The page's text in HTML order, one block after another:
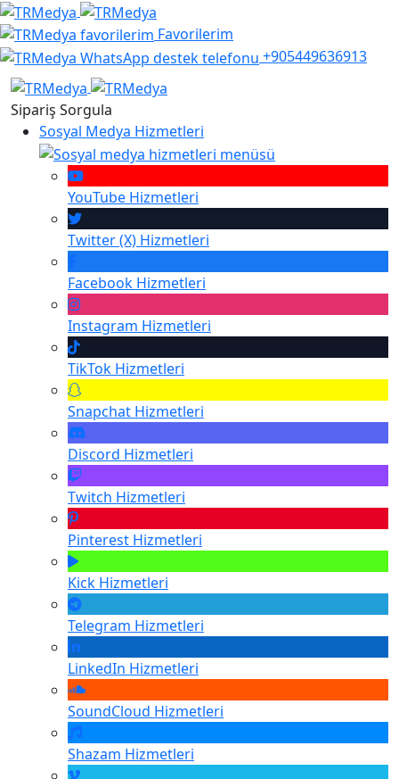
Favorilerim
+905449636913
Sipariş Sorgula
Sosyal Medya Hizmetleri
YouTube Hizmetleri
Twitter (X) Hizmetleri
Facebook Hizmetleri
Instagram Hizmetleri
TikTok Hizmetleri
Snapchat Hizmetleri
Discord Hizmetleri
Twitch Hizmetleri
Pinterest Hizmetleri
Kick Hizmetleri
Telegram Hizmetleri
LinkedIn Hizmetleri
SoundCloud Hizmetleri
Shazam Hizmetleri